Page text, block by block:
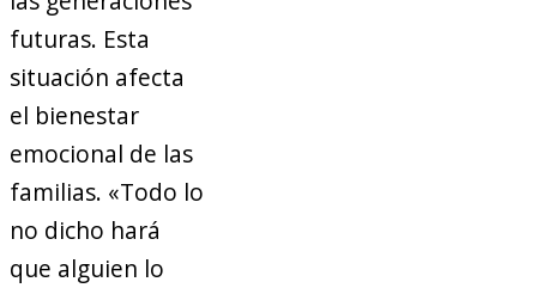
futuras. Esta
situación afecta
el bienestar
emocional de las
familias. «Todo lo
no dicho hará
que alguien lo